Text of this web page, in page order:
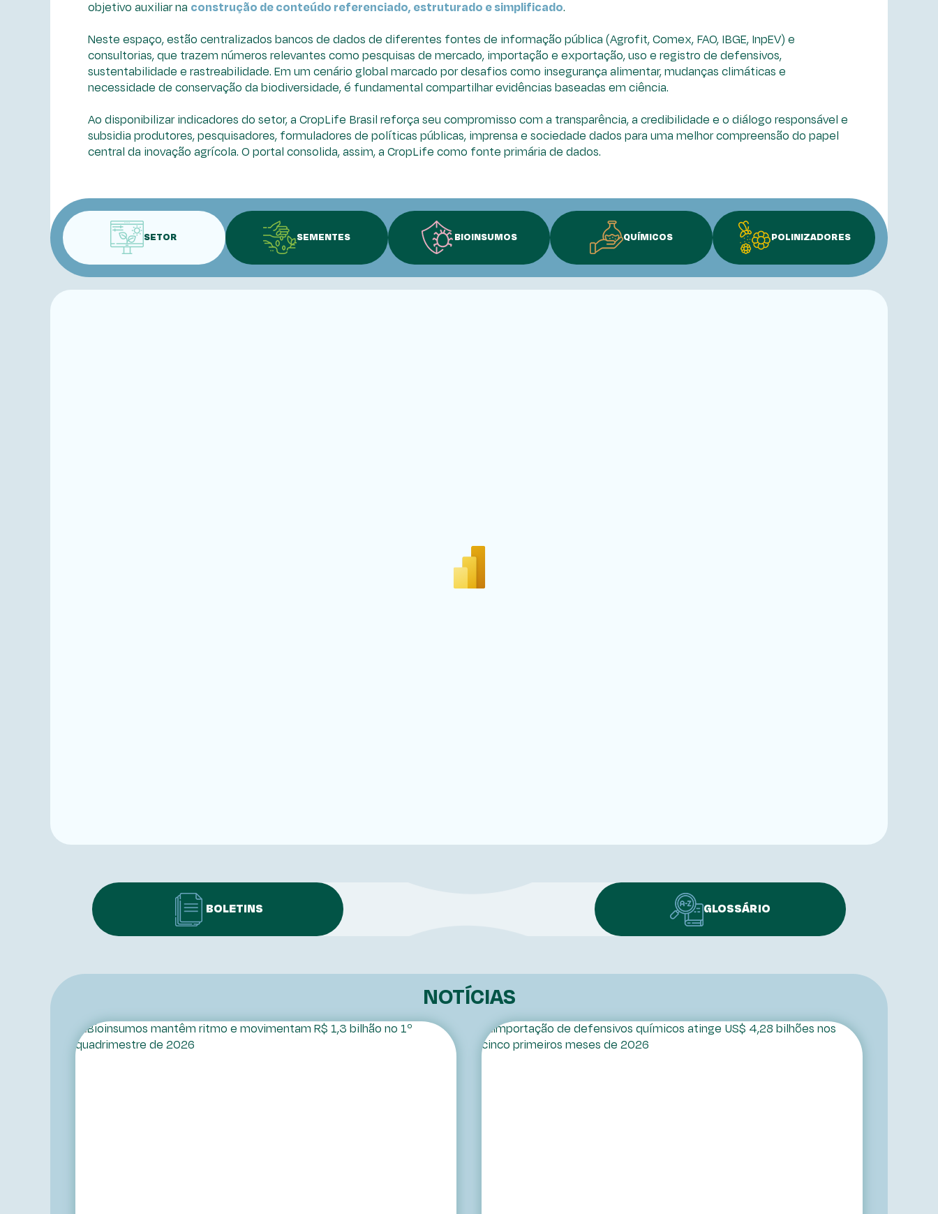
objetivo auxiliar na construção de conteúdo referenciado, estruturado e simplificado.
Neste espaço, estão centralizados bancos de dados de diferentes fontes de informação pública (Agrofit, Comex, FAO, IBGE, InpEV) e
consultorias, que trazem números relevantes como pesquisas de mercado, importação e exportação, uso e registro de defensivos,
sustentabilidade e rastreabilidade. Em um cenário global marcado por desafios como insegurança alimentar, mudanças climáticas e
necessidade de conservação da biodiversidade, é fundamental compartilhar evidências baseadas em ciência.
Ao disponibilizar indicadores do setor, a CropLife Brasil reforça seu compromisso com a transparência, a credibilidade e o diálogo responsável e
subsidia produtores, pesquisadores, formuladores de políticas públicas, imprensa e sociedade dados para uma melhor compreensão do papel
central da inovação agrícola. O portal consolida, assim, a CropLife como fonte primária de dados.
SETOR SEMENTES BIOINSUMOS QUÍMICOS POLINIZADORES
BOLETINS GLOSSÁRIO
NOTÍCIAS